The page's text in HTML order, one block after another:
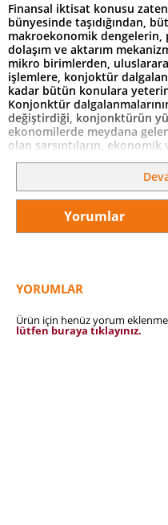
Finansal iktisat konusu zaten
bünyesinde taşıdığından,
makroekonomik dengelerin,
dolaşım ve aktarım
mikro birimlerden,
işlemlere, konjoktür
kadar bütün konulara
Konjonktür
değiştirdiği, konjonktürün
ekonomilerde meydana
olan sarsıntıların,
bütününün birden
oldukça karmaşık ilişkileri
etmeye çalışan bir alanda
anlamda bir cesaret işiydi.
Yorumlar
YORUMLAR
Ürün için henüz yorum
lütfen buraya tıklayınız.